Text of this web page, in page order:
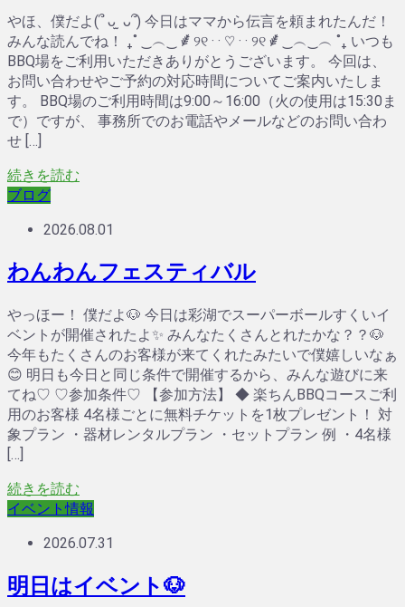
やほ、僕だよ(՞ ᴗ ̫ ᴗ՞) 今日はママから伝言を頼まれたんだ！
みんな読んでね！ ₊˚ ‿︵‿ ⸙ ୨୧ · · ♡ · · ୨୧ ⸙ ‿︵‿︵ ˚₊ いつも
BBQ場をご利用いただきありがとうございます。 今回は、
お問い合わせやご予約の対応時間についてご案内いたしま
す。 BBQ場のご利用時間は9:00～16:00（火の使用は15:30ま
で）ですが、 事務所でのお電話やメールなどのお問い合わ
せ […]
続きを読む
ブログ
2026.08.01
わんわんフェスティバル
やっほー！ 僕だよ🐶 今日は彩湖でスーパーボールすくいイ
ベントが開催されたよ✨ みんなたくさんとれたかな？？🐶
今年もたくさんのお客様が来てくれたみたいで僕嬉しいなぁ
😊 明日も今日と同じ条件で開催するから、みんな遊びに来
てね♡ ♡参加条件♡ 【参加方法】 ◆ 楽ちんBBQコースご利
用のお客様 4名様ごとに無料チケットを1枚プレゼント！ 対
象プラン ・器材レンタルプラン ・セットプラン 例 ・4名様
[…]
続きを読む
イベント情報
2026.07.31
明日はイベント🐶